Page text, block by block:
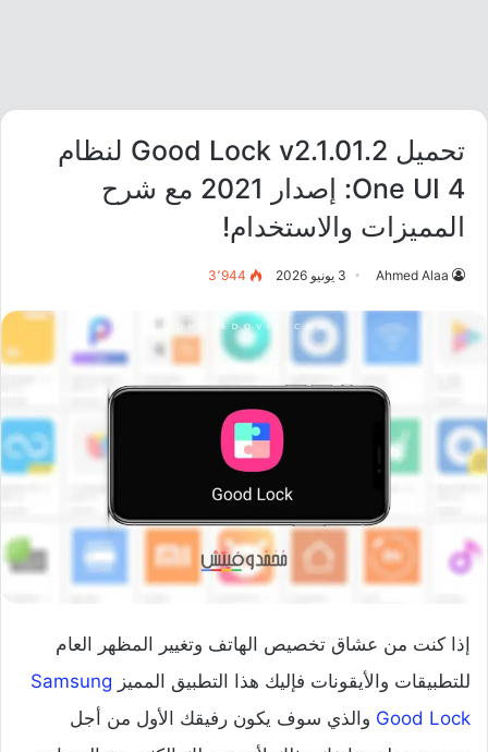
تحميل Good Lock v2.1.01.2 لنظام
One UI 4: إصدار 2021 مع شرح
المميزات والاستخدام!
Ahmed Alaa 3 يونيو 2026 3٬944
إذا كنت من عشاق تخصيص الهاتف وتغيير المظهر العام
للتطبيقات والأيقونات فإليك هذا التطبيق المميز Samsung
Good Lock والذي سوف يكون رفيقك الأول من أجل